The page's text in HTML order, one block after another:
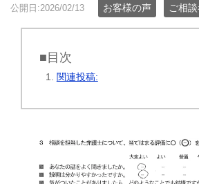
公開日:2026/02/13 お客様の声 ご相
■目次
関連投稿: